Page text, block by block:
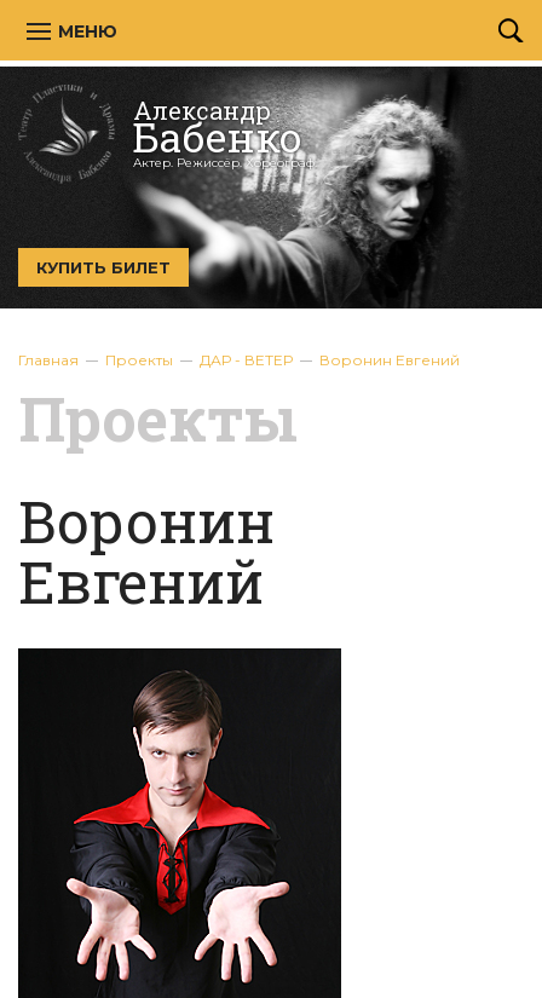
МЕНЮ
Александр
Бабенко
Актер. Режиссёр. Хореограф.
КУПИТЬ БИЛЕТ
Главная Проекты ДАР - ВЕТЕР Воронин Евгений
Проекты
Воронин
Евгений